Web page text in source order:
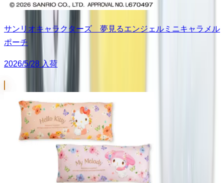
サンリオキャラクターズ 夢見るエンジェルミニキャラメル
ポーチ
2026/5/28 入荷